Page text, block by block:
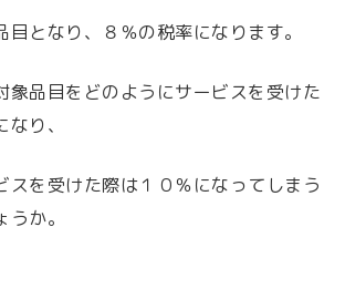
目となり、８％の税率になります。
象品目をどのようにサービスを受けた
り、
スを受けた際は１０％になってしまう
か。